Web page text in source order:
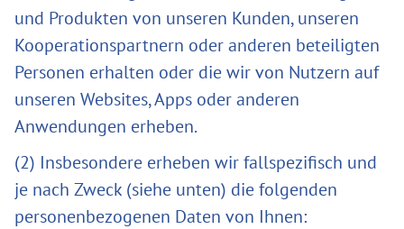
und Produkten von unseren Kunden, unseren
Kooperationspartnern oder anderen beteiligten
Personen erhalten oder die wir von Nutzern auf
unseren Websites, Apps oder anderen
Anwendungen erheben.
(2) Insbesondere erheben wir fallspezifisch und
je nach Zweck (siehe unten) die folgenden
personenbezogenen Daten von Ihnen: